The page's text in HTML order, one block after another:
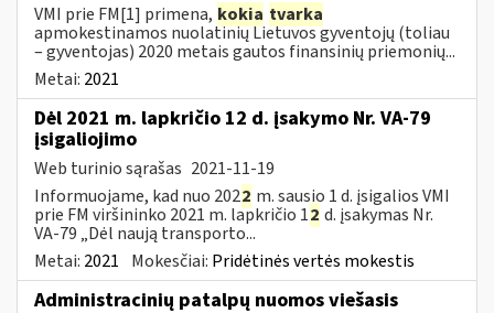
VMI prie FM[1] primena, kokia tvarka
apmokestinamos nuolatinių Lietuvos gyventojų (toliau
– gyventojas) 2020 metais gautos finansinių priemonių...
Metai: 2021
Dėl 2021 m. lapkričio 12 d. įsakymo Nr. VA-79
įsigaliojimo
Web turinio sąrašas 2021-11-19
Informuojame, kad nuo 2022 m. sausio 1 d. įsigalios VMI
prie FM viršininko 2021 m. lapkričio 12 d. įsakymas Nr.
VA-79 „Dėl naują transporto...
Metai: 2021 Mokesčiai: Pridėtinės vertės mokestis
Administracinių patalpų nuomos viešasis